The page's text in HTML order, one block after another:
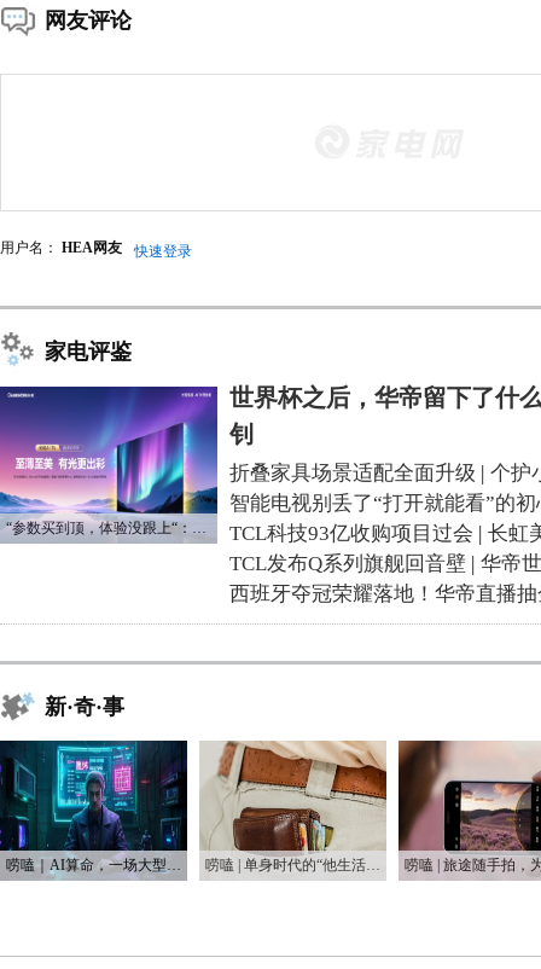
网友评论
用户名： HEA网友 快速登录
家电评鉴
“参数买到顶，体验没跟上“：长虹追光Q70S给高端电视打了个样
世界杯之后，华帝留下了什
钊
折叠家具场景适配全面升级 | 个护
智能电视别丢了“打开就能看”的初
TCL科技93亿收购项目过会 | 长虹
TCL发布Q系列旗舰回音壁 | 华帝
西班牙夺冠荣耀落地！华帝直播
新·奇·事
唠嗑｜AI算命，一场大型互联网安慰剂实验 唠嗑 | 单身时代的“他生活” 男性消费成为一个独立增长势力